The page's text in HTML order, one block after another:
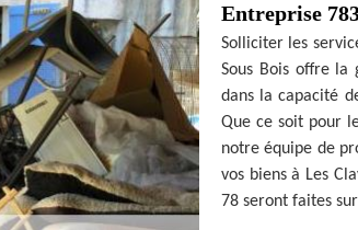
Entreprise
Solliciter les
Sous Bois offre la
dans la capacité
Que ce soit pour
notre équipe de
vos biens à Les
78 seront faites